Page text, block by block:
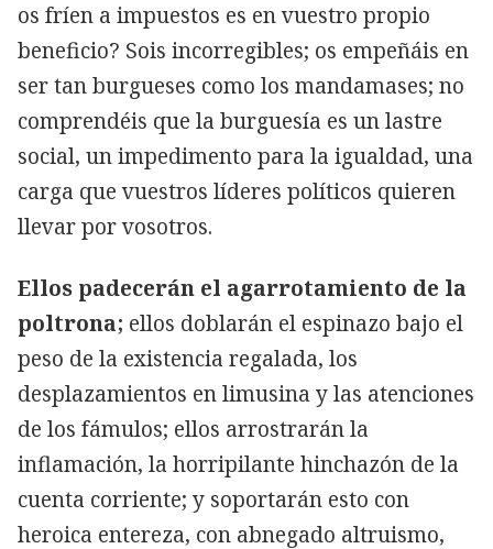
os fríen a impuestos es en vuestro propio
beneficio? Sois incorregibles; os empeñáis en
ser tan burgueses como los mandamases; no
comprendéis que la burguesía es un lastre
social, un impedimento para la igualdad, una
carga que vuestros líderes políticos quieren
llevar por vosotros.
Ellos padecerán el agarrotamiento de la
poltrona; ellos doblarán el espinazo bajo el
peso de la existencia regalada, los
desplazamientos en limusina y las atenciones
de los fámulos; ellos arrostrarán la
inflamación, la horripilante hinchazón de la
cuenta corriente; y soportarán esto con
heroica entereza, con abnegado altruismo,